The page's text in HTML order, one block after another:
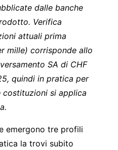
dalle banche
Verifica
attuali prima
mille) corrisponde allo
SA di CHF
quindi in pratica per
si applica
emergono tre profili
la trovi subito